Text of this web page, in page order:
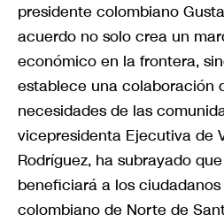
presidente colombiano
acuerdo no solo crea un
económico en la frontera,
establece una colaboración
necesidades de las
vicepresidenta Ejecutiva de
Rodríguez, ha subrayado
beneficiará a los
colombiano de Norte de